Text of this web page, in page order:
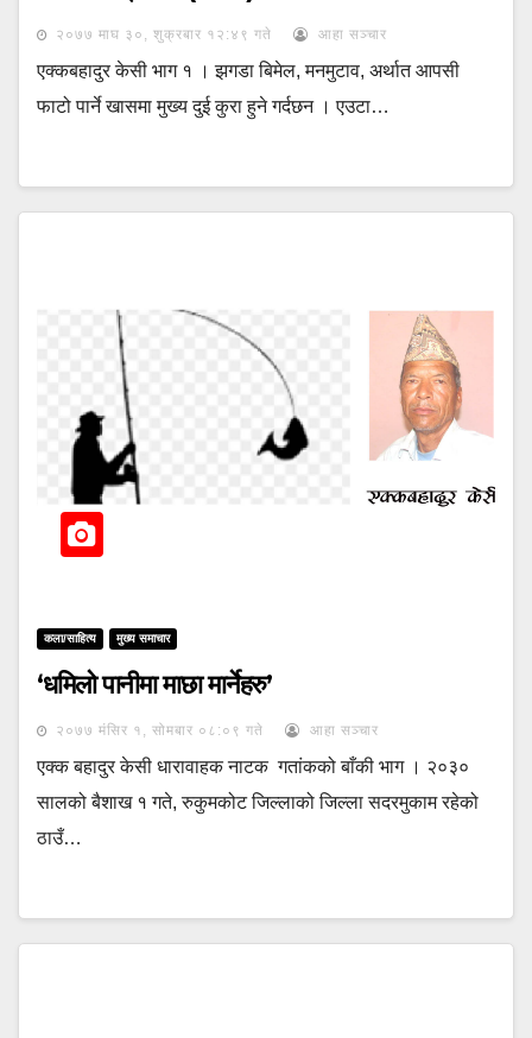
२०७७ माघ ३०, शुक्रबार १२:४९ गते आहा सञ्चार
एक्कबहादुर केसी भाग १ । झगडा बिमेल, मनमुटाव, अर्थात आपसी
फाटो पार्ने खासमा मुख्य दुई कुरा हुने गर्दछन । एउटा…
कला/साहित्य मुख्य समाचार
‘धमिलो पानीमा माछा मार्नेहरु’
२०७७ मंसिर १, सोमबार ०८:०९ गते आहा सञ्चार
एक्क बहादुर केसी धारावाहक नाटक गतांकको बाँकी भाग । २०३०
सालको बैशाख १ गते, रुकुमकोट जिल्लाको जिल्ला सदरमुकाम रहेको
ठाउँ…